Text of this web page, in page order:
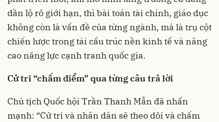
dần lộ rõ giới hạn, thì bài toán tài chính, giáo dục
không còn là vấn đề của từng ngành, mà là trụ cột
chiến lược trong tái cấu trúc nền kinh tế và nâng
cao năng lực cạnh tranh quốc gia.
Cử tri “chấm điểm” qua từng câu trả lời
Chủ tịch Quốc hội Trần Thanh Mẫn đã nhấn
mạnh: “Cử tri và nhân dân sẽ theo dõi và chấm